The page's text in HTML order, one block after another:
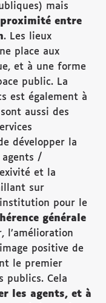
mais
proximité entre
. Les lieux
place aux
et à une forme
public. La
est également à
aussi des
développer la
/
et la
sur
pour le
érence générale
l’amélioration
positive de
le premier
publics. Cela
les agents, et à